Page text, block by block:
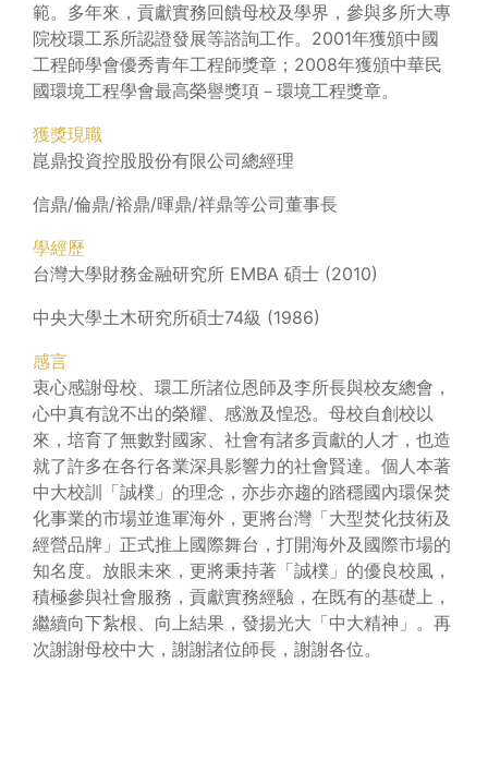
範。多年來，貢獻實務回饋母校及學界，參與多所大專
院校環工系所認證發展等諮詢工作。2001年獲頒中國
工程師學會優秀青年工程師獎章；2008年獲頒中華民
國環境工程學會最高榮譽獎項－環境工程獎章。
獲獎現職
崑鼎投資控股股份有限公司總經理
信鼎/倫鼎/裕鼎/暉鼎/祥鼎等公司董事長
學經歷
台灣大學財務金融研究所 EMBA 碩士 (2010)
中央大學土木研究所碩士74級 (1986)
感言
衷心感謝母校、環工所諸位恩師及李所長與校友總會，
心中真有說不出的榮耀、感激及惶恐。母校自創校以
來，培育了無數對國家、社會有諸多貢獻的人才，也造
就了許多在各行各業深具影響力的社會賢達。個人本著
中大校訓「誠樸」的理念，亦步亦趨的踏穩國內環保焚
化事業的市場並進軍海外，更將台灣「大型焚化技術及
經營品牌」正式推上國際舞台，打開海外及國際市場的
知名度。放眼未來，更將秉持著「誠樸」的優良校風，
積極參與社會服務，貢獻實務經驗，在既有的基礎上，
繼續向下紮根、向上結果，發揚光大「中大精神」。再
次謝謝母校中大，謝謝諸位師長，謝謝各位。